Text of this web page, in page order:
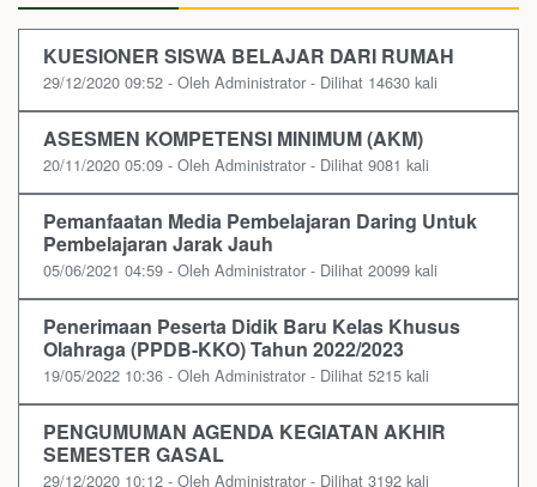
KUESIONER SISWA BELAJAR DARI RUMAH
29/12/2020 09:52 - Oleh Administrator - Dilihat 14630 kali
ASESMEN KOMPETENSI MINIMUM (AKM)
20/11/2020 05:09 - Oleh Administrator - Dilihat 9081 kali
Pemanfaatan Media Pembelajaran Daring Untuk
Pembelajaran Jarak Jauh
05/06/2021 04:59 - Oleh Administrator - Dilihat 20099 kali
Penerimaan Peserta Didik Baru Kelas Khusus
Olahraga (PPDB-KKO) Tahun 2022/2023
19/05/2022 10:36 - Oleh Administrator - Dilihat 5215 kali
PENGUMUMAN AGENDA KEGIATAN AKHIR
SEMESTER GASAL
29/12/2020 10:12 - Oleh Administrator - Dilihat 3192 kali